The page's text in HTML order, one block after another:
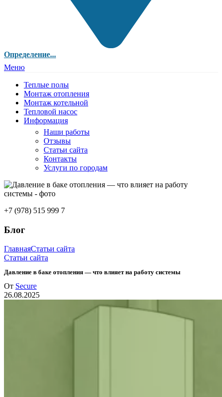
Определение...
Меню
Теплые полы
Монтаж отопления
Монтаж котельной
Тепловой насос
Информация
Наши работы
Отзывы
Статьи сайта
Контакты
Услуги по городам
+7 (978) 515 999 7
Блог
ГлавнаяСтатьи сайта
Статьи сайта
Давление в баке отопления — что влияет на работу системы
От Secure
26.08.2025